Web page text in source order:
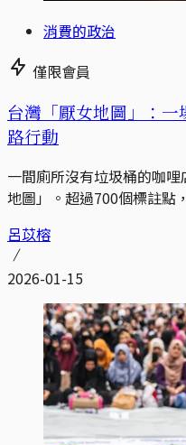
消費的政治
僅限會員
台灣「厭女地圖」：
路行動
一間廁所沒有垃圾桶的咖
地圖」。超過700個標註點
呂苡榕
2026-01-15